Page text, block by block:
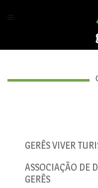
GERÊS VIVER
ASSOCIAÇÃO DE
GERÊS